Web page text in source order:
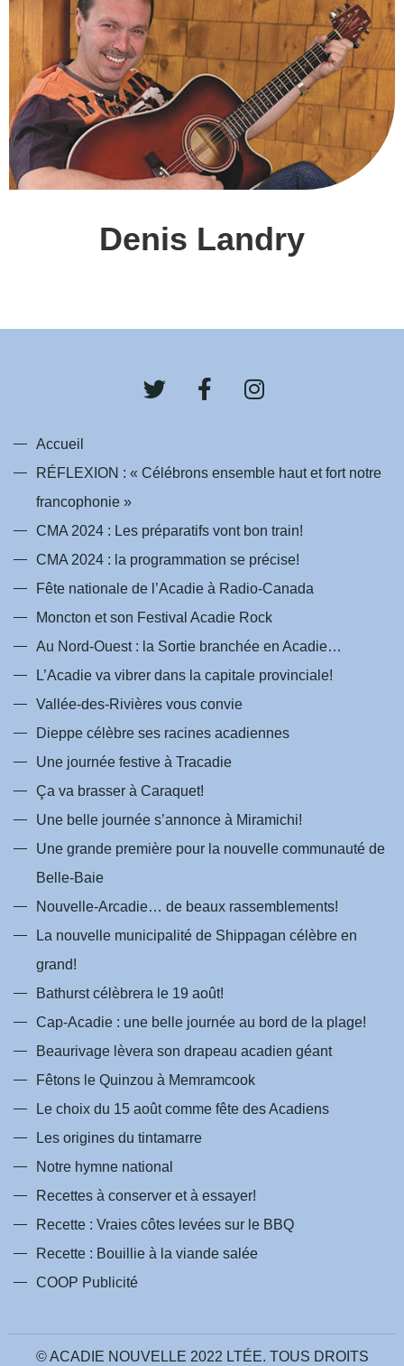
Denis Landry
T
w
t
F
a
b
k
-
f
I
n
a
a
m
Accueil
RÉFLEXION : « Célébrons ensemble haut et fort notre
francophonie »
CMA 2024 : Les préparatifs vont bon train!
CMA 2024 : la programmation se précise!
Fête nationale de l’Acadie à Radio-Canada
Moncton et son Festival Acadie Rock
Au Nord-Ouest : la Sortie branchée en Acadie…
L’Acadie va vibrer dans la capitale provinciale!
Vallée-des-Rivières vous convie
Dieppe célèbre ses racines acadiennes
Une journée festive à Tracadie
Ça va brasser à Caraquet!
Une belle journée s’annonce à Miramichi!
Une grande première pour la nouvelle communauté de
Belle-Baie
Nouvelle-Arcadie… de beaux rassemblements!
La nouvelle municipalité de Shippagan célèbre en
grand!
Bathurst célèbrera le 19 août!
Cap-Acadie : une belle journée au bord de la plage!
Beaurivage lèvera son drapeau acadien géant
Fêtons le Quinzou à Memramcook
Le choix du 15 août comme fête des Acadiens
Les origines du tintamarre
Notre hymne national
Recettes à conserver et à essayer!
Recette : Vraies côtes levées sur le BBQ
Recette : Bouillie à la viande salée
COOP Publicité
© ACADIE NOUVELLE 2022 LTÉE. TOUS DROITS